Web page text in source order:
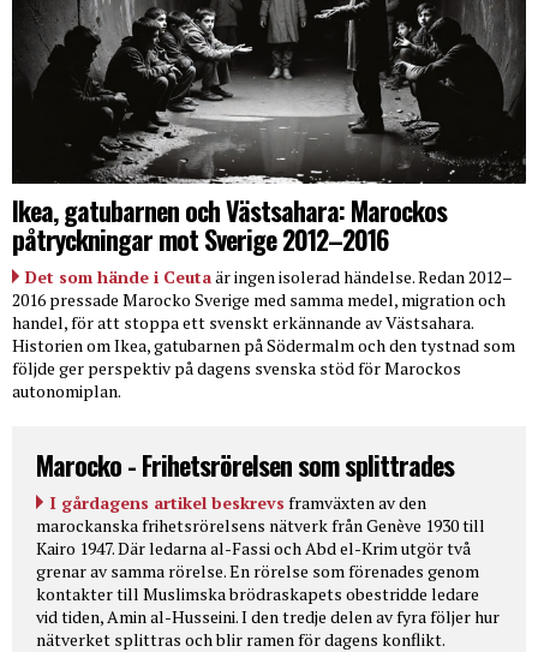
Ikea, gatubarnen och Västsahara: Marockos
påtryckningar mot Sverige 2012–2016
Det som hände i Ceutaär ingen isolerad händelse. Redan 2012–
2016 pressade Marocko Sverige med samma medel, migration och
handel, för att stoppa ett svenskt erkännande av Västsahara.
Historien om Ikea, gatubarnen på Södermalm och den tystnad som
följde ger perspektiv på dagens svenska stöd för Marockos
autonomiplan.
Marocko - Frihetsrörelsen som splittrades
I gårdagens artikel beskrevs framväxten av den
marockanska frihetsrörelsens nätverk från Genève 1930 till
Kairo 1947. Där ledarna al-Fassi och Abd el-Krim utgör två
grenar av samma rörelse. En rörelse som förenades genom
kontakter till Muslimska brödraskapets obestridde ledare
vid tiden, Amin al-Husseini. I den tredje delen av fyra följer hur
nätverket splittras och blir ramen för dagens konflikt.